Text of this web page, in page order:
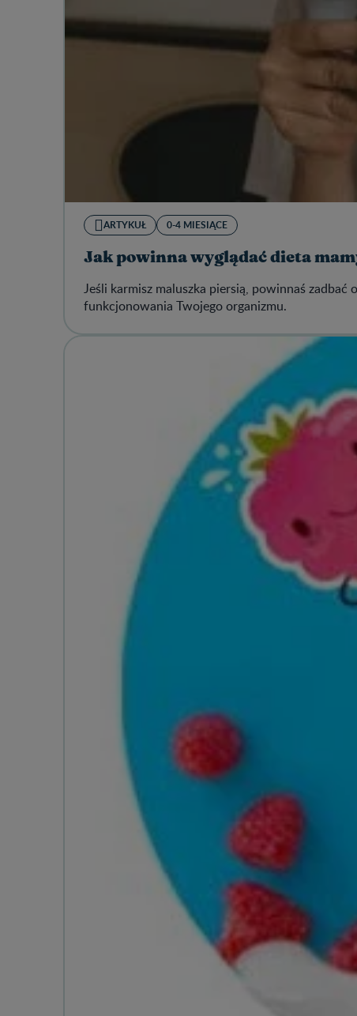
ARTYKUŁ 0-4 MIESIĄCE
Jak powinna wyglądać dieta
Jeśli karmisz maluszka piersią, powinnaś
funkcjonowania Twojego organizmu.